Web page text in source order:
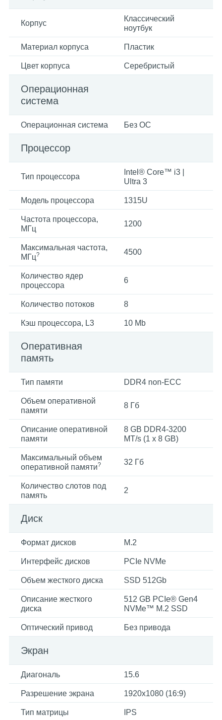
Корпус
Классический
ноутбук
Материал корпуса Пластик
Цвет корпуса Серебристый
Операционная
система
Операционная система Без ОС
Процессор
Тип процессора
Intel® Core™ i3 |
Ultra 3
Модель процессора 1315U
Частота процессора,
МГц
1200
Максимальная частота,
МГц? 4500
Количество ядер
процессора
6
Количество потоков 8
Кэш процессора, L3 10 Mb
Оперативная
память
Тип памяти DDR4 non-ECC
Объем оперативной
памяти
8 Гб
Описание оперативной
памяти
8 GB DDR4-3200
MT/s (1 x 8 GB)
Максимальный объем
оперативной памяти? 32 Гб
Количество слотов под
память
2
Диск
Формат дисков M.2
Интерфейс дисков PCIe NVMe
Объем жесткого диска SSD 512Gb
Описание жесткого
диска
512 GB PCIe® Gen4
NVMe™ M.2 SSD
Оптический привод Без привода
Экран
Диагональ 15.6
Разрешение экрана 1920х1080 (16:9)
Тип матрицы IPS